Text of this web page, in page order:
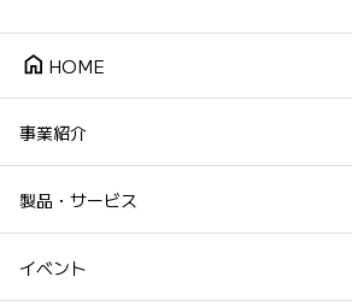
home HOME
事業紹介
製品・サービス
イベント